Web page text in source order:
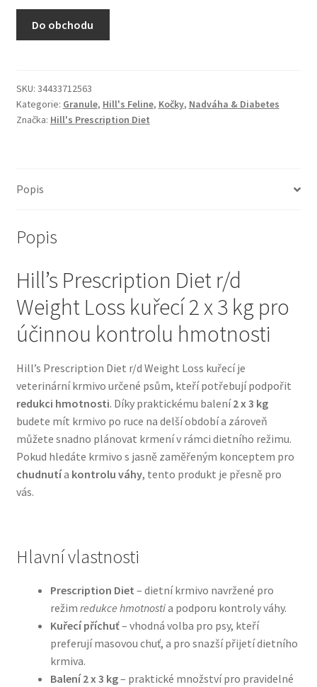
N&D Farmina pro kočky — Italské holistic krmivo
Pamlsky pro kočky
Purizon pro kočky
Veterinární dieta pro kočky
Vše pro psy — Krmivo, doplňky, vybavení
Boudy a výběhy
Brit pro psy
Granule pro psy
Natural Trainer pro psy — Italské krmivo s
přírodními složkami
Hill’s pro psy
Hračky pro psy
Konzervy a kapsičky pro psy
N&D Farmina pro psy — Italské holistic krmivo
Do obchodu
SKU: 34433712563
Kategorie: Granule, Hill's Feline, Kočky, Nadváha & Diabetes
Značka: Hill's Prescription Diet
Popis
Popis
Hill’s Prescription Diet r/d
Weight Loss kuřecí 2 x 3 kg pro
účinnou kontrolu hmotnosti
Hill’s Prescription Diet r/d Weight Loss kuřecí je
veterinární krmivo určené psům, kteří potřebují podpořit
redukci hmotnosti. Díky praktickému balení2 x 3 kg
budete mít krmivo po ruce na delší období a zároveň
můžete snadno plánovat krmení v rámci dietního režimu.
Pokud hledáte krmivo s jasně zaměřeným konceptem pro
chudnutía kontrolu váhy, tento produkt je přesně pro
vás.
Hlavní vlastnosti
Prescription Diet – dietní krmivo navržené pro
režim redukce hmotnostia podporu kontroly váhy.
Kuřecí příchuť– vhodná volba pro psy, kteří
preferují masovou chuť, a pro snazší přijetí dietního
krmiva.
Balení 2 x 3 kg– praktické množství pro pravidelné